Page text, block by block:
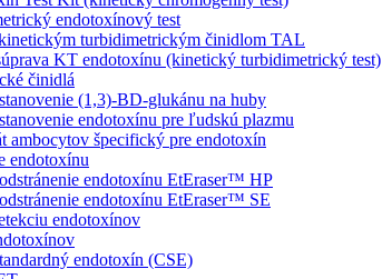
endotoxínový test
turbidimetrickým činidlom TAL
KT endotoxínu (kinetický turbidimetrický test)
činidlá
(1,3)-BD-glukánu na huby
endotoxínu pre ľudskú plazmu
ambocytov špecifický pre endotoxín
endotoxínu
endotoxínu EtEraser™ HP
endotoxínu EtEraser™ SE
endotoxínov
endotoxín (CSE)